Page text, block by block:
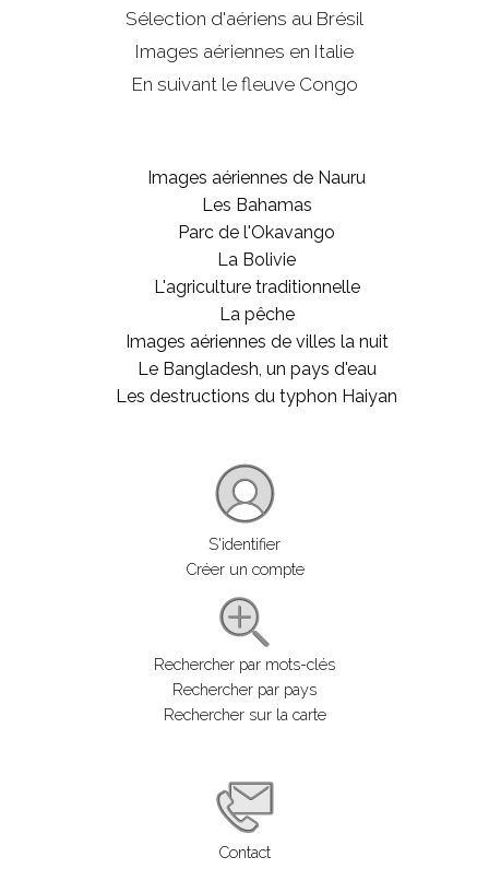
Sélection d'aériens au Brésil
Images aériennes en Italie
En suivant le fleuve Congo
Images aériennes de Nauru
Les Bahamas
Parc de l'Okavango
La Bolivie
L'agriculture traditionnelle
La pêche
Images aériennes de villes la nuit
Le Bangladesh, un pays d'eau
Les destructions du typhon Haiyan
S'identifier
Créer un compte
Rechercher par mots-clés
Rechercher par pays
Rechercher sur la carte
Contact